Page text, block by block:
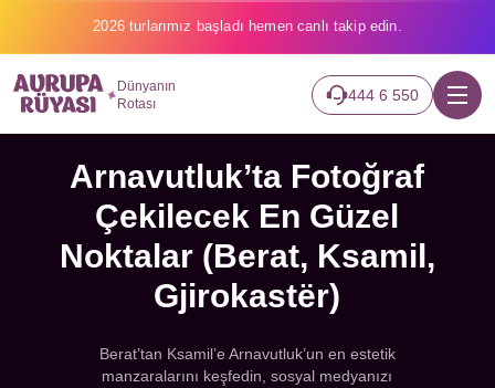
2026 turlarımız başladı hemen canlı takip edin.
Dünyanın
Rotası
444 6 550
Arnavutluk’ta Fotoğraf
Çekilecek En Güzel
Noktalar (Berat, Ksamil,
Gjirokastër)
Berat’tan Ksamil’e Arnavutluk’un en estetik
manzaralarını keşfedin, sosyal medyanızı